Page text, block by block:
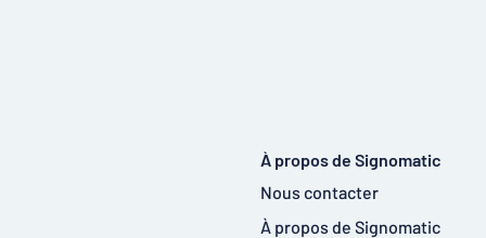
À propos de Signomatic
Nous contacter
À propos de Signomatic